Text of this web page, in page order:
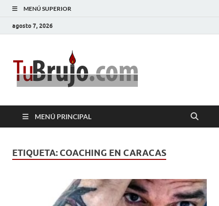
MENÚ SUPERIOR
agosto 7, 2026
MENÚ PRINCIPAL
ETIQUETA: COACHING EN CARACAS